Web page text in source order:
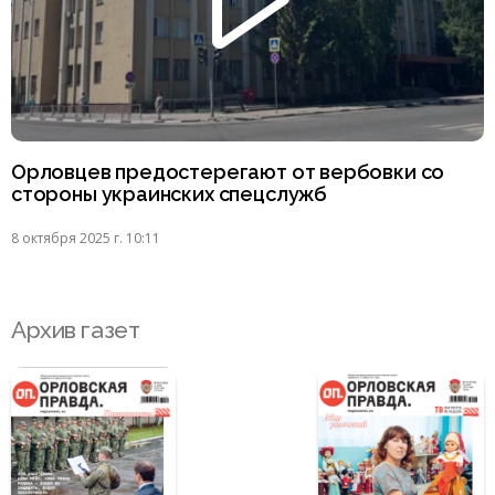
Орловцев предостерегают от вербовки со
стороны украинских спецслужб
8 октября 2025 г. 10:11
Архив газет